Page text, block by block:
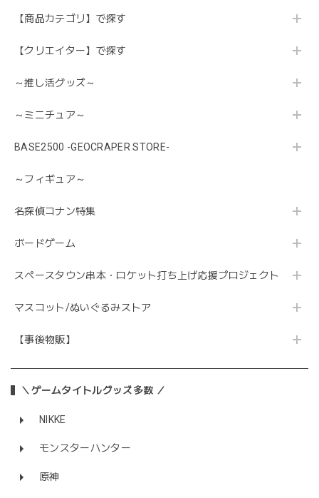
【商品カテゴリ】で探す
【クリエイター】で探す
～推し活グッズ～
～ミニチュア～
BASE2500 -GEOCRAPER STORE-
～フィギュア～
名探偵コナン特集
ボードゲーム
スペースタウン串本・ロケット打ち上げ応援プロジェクト
マスコット/ぬいぐるみストア
【事後物販】
＼ゲームタイトルグッズ多数 ／
NIKKE
モンスターハンター
原神